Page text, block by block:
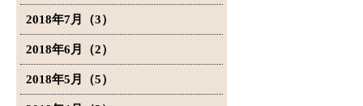
2018年7月（3）
2018年6月（2）
2018年5月（5）